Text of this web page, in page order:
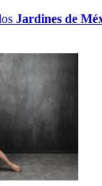
Jardines de